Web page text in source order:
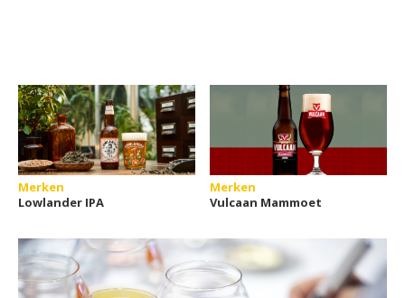
Merken
Lowlander IPA
Merken
Vulcaan Mammoet